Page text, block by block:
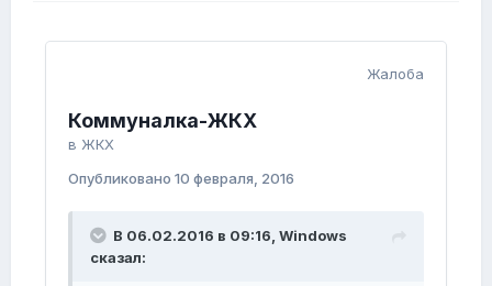
Жалоба
Коммуналка-ЖКХ
в ЖКХ
Опубликовано 10 февраля, 2016
В 06.02.2016 в 09:16, Windows
сказал: